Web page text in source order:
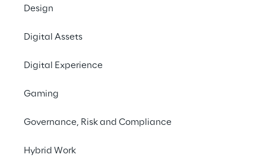
Design
Digital Assets
Digital Experience
Gaming
Governance, Risk and Compliance
Hybrid Work